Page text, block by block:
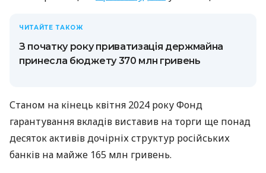
ЧИТАЙТЕ ТАКОЖ
З початку року приватизація держмайна
принесла бюджету 370 млн гривень
Станом на кінець квітня 2024 року Фонд
гарантування вкладів виставив на торги ще понад
десяток активів дочірніх структур російських
банків на майже 165 млн гривень.